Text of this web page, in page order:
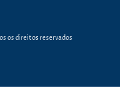
os direitos reservados